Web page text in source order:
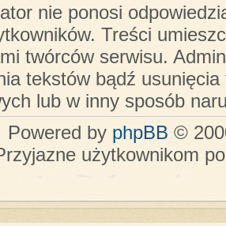
nie ponosi
Treści
twórców serwisu.
tekstów bądź
lub w inny sposób
Powered by phpBB ©
użytkownikom